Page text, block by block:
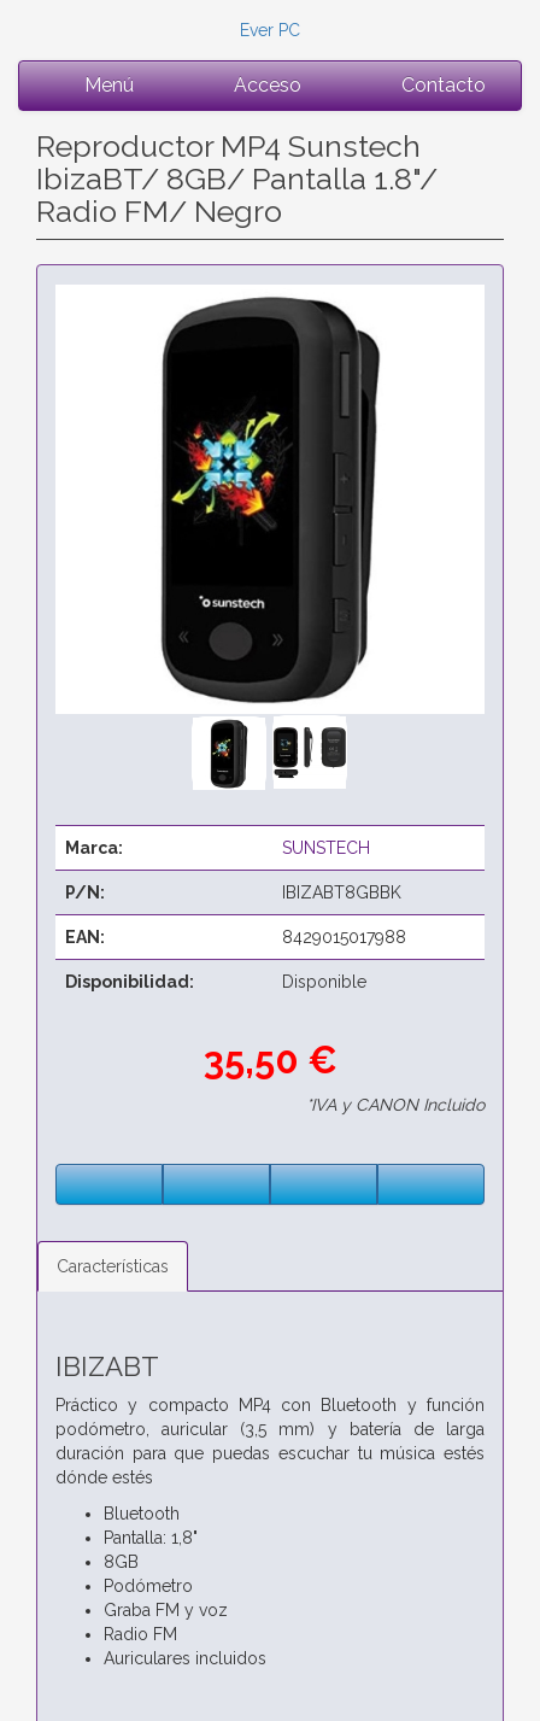
Ever PC
Menú Acceso Contacto
Reproductor MP4 Sunstech
IbizaBT/ 8GB/ Pantalla 1.8"/
Radio FM/ Negro
Marca: SUNSTECH
P/N: IBIZABT8GBBK
EAN: 8429015017988
Disponibilidad: Disponible
35,50 €
*IVA y CANON Incluido
Características
IBIZABT
Práctico y compacto MP4 con Bluetooth y función
podómetro, auricular (3,5 mm) y batería de larga
duración para que puedas escuchar tu música estés
dónde estés
Bluetooth
Pantalla: 1,8"
8GB
Podómetro
Graba FM y voz
Radio FM
Auriculares incluidos